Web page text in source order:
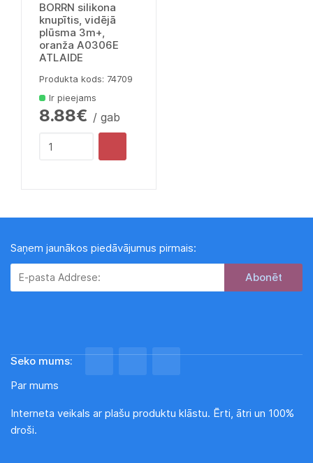
BORRN silikona
knupītis, vidējā
plūsma 3m+,
oranža A0306E
ATLAIDE
Produkta kods: 74709
Ir pieejams
8.88€ / gab
Saņem jaunākos piedāvājumus pirmais:
Subscribe
Seko mums:
Par mums
Interneta veikals ar plašu produktu klāstu. Ērti, ātri un 100%
droši.